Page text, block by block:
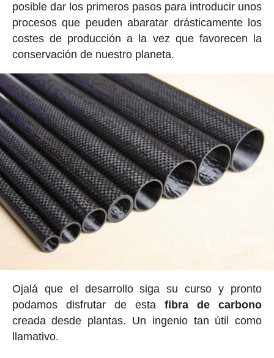
posible dar los primeros pasos para introducir unos
procesos que peuden abaratar drásticamente los
costes de producción a la vez que favorecen la
conservación de nuestro planeta.
Ojalá que el desarrollo siga su curso y pronto
podamos disfrutar de estafibra de carbono
creada desde plantas. Un ingenio tan útil como
llamativo.